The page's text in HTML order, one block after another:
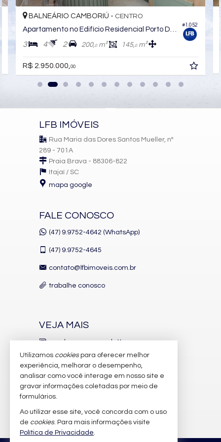
#1.052
BALNEÁRIO CAMBORIÚ - CENTRO
3 4 2 200,0m² 145,0m²
R$ 2.950.000,00
LFB IMÓVEIS
Rua Maria das Dores Santos Mueller, nº
289 - 701A
Praia Brava - 88306-822
Itajaí / SC
mapa google
FALE CONOSCO
(47) 9.9752-4642 (WhatsApp)
(47) 9.9752-4645
contato@lfbimoveis.com.br
trabalhe conosco
VEJA MAIS
receba nosso newsletter
indicadores financeiros
cadastre seu imóvel
imóveis favoritos
mapa de imóveis
Utilizamos cookiespara oferecer melhor
experiência, melhorar o desempenho,
analisar como você interage em nosso site e
gravar informações coletadas por meio de
formulários.
Ao utilizar esse site, você concorda com o uso
de cookies. Para mais informações visite
Política de Privacidade.